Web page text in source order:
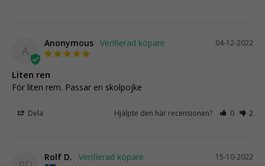
A
04-12-2022
Anonymous
Liten ren
För liten rem. Passar en skolpojke
Dela Hjälpte den här recensionen? 0 2
15-10-2022
Rolf D.